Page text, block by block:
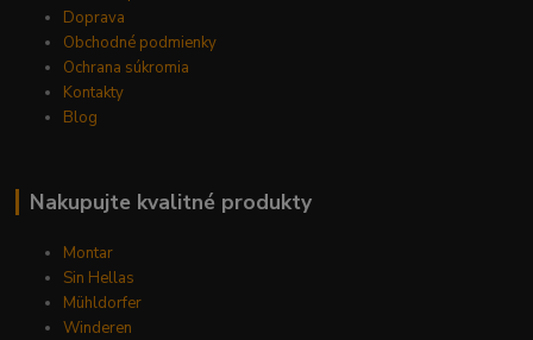
Doprava
Obchodné podmienky
Ochrana súkromia
Kontakty
Blog
Nakupujte kvalitné produkty
Montar
Sin Hellas
Mühldorfer
Winderen